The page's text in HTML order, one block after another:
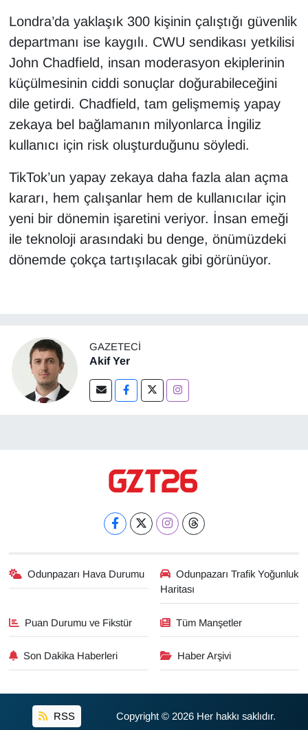
Londra’da yaklaşık 300 kişinin çalıştığı güvenlik
departmanı ise kaygılı. CWU sendikası yetkilisi
John Chadfield, insan moderasyon ekiplerinin
küçülmesinin ciddi sonuçlar doğurabileceğini
dile getirdi. Chadfield, tam gelişmemiş yapay
zekaya bel bağlamanın milyonlarca İngiliz
kullanıcı için risk oluşturduğunu söyledi.
TikTok’un yapay zekaya daha fazla alan açma
kararı, hem çalışanlar hem de kullanıcılar için
yeni bir dönemin işaretini veriyor. İnsan emeği
ile teknoloji arasındaki bu denge, önümüzdeki
dönemde çokça tartışılacak gibi görünüyor.
GAZETECI
Akif Yer
Odunpazarı Hava Durumu
Odunpazarı Trafik Yoğunluk
Haritası
Puan Durumu ve Fikstür Tüm Manşetler
Son Dakika Haberleri Haber Arşivi
RSS Copyright © 2026 Her hakkı saklıdır.